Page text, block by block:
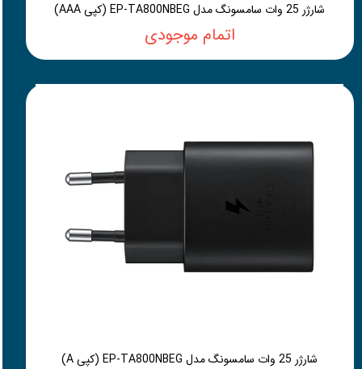
شارژر 25 وات سامسونگ مدل EP-TA800NBEG (کپی AAA)
اتمام موجودی
شارژر 25 وات سامسونگ مدل EP-TA800NBEG (کپی A)